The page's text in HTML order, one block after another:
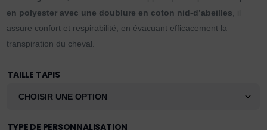
en polyester avec une doublure en coton nid-d’abeilles , il
assure confort et respirabilité, en évacuant efficacement la
transpiration du cheval.
TAILLE TAPIS
TYPE DE PERSONNALISATION